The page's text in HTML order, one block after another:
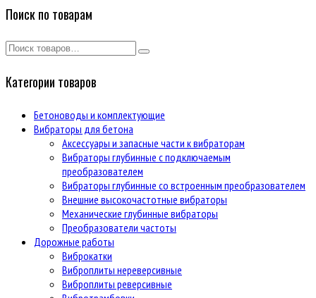
Поиск по товарам
Категории товаров
Бетоноводы и комплектующие
Вибраторы для бетона
Аксессуары и запасные части к вибраторам
Вибраторы глубинные с подключаемым
преобразователем
Вибраторы глубинные со встроенным преобразователем
Внешние высокочастотные вибраторы
Механические глубинные вибраторы
Преобразователи частоты
Дорожные работы
Виброкатки
Виброплиты нереверсивные
Виброплиты реверсивные